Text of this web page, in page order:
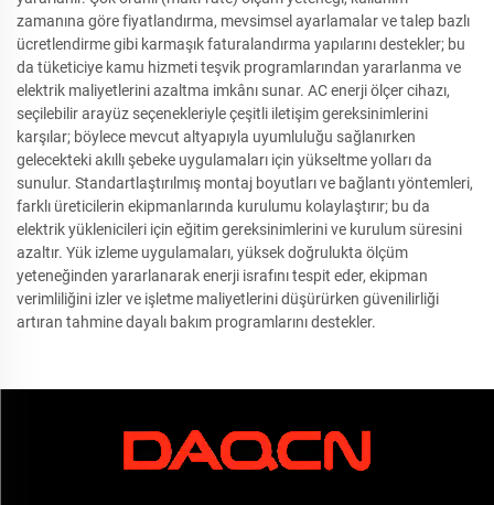
zamanına göre fiyatlandırma, mevsimsel ayarlamalar ve talep bazlı
ücretlendirme gibi karmaşık faturalandırma yapılarını destekler; bu
da tüketiciye kamu hizmeti teşvik programlarından yararlanma ve
elektrik maliyetlerini azaltma imkânı sunar. AC enerji ölçer cihazı,
seçilebilir arayüz seçenekleriyle çeşitli iletişim gereksinimlerini
karşılar; böylece mevcut altyapıyla uyumluluğu sağlanırken
gelecekteki akıllı şebeke uygulamaları için yükseltme yolları da
sunulur. Standartlaştırılmış montaj boyutları ve bağlantı yöntemleri,
farklı üreticilerin ekipmanlarında kurulumu kolaylaştırır; bu da
elektrik yüklenicileri için eğitim gereksinimlerini ve kurulum süresini
azaltır. Yük izleme uygulamaları, yüksek doğrulukta ölçüm
yeteneğinden yararlanarak enerji israfını tespit eder, ekipman
verimliliğini izler ve işletme maliyetlerini düşürürken güvenilirliği
artıran tahmine dayalı bakım programlarını destekler.